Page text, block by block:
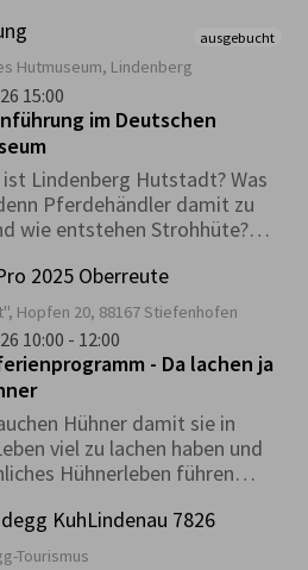
ausgebucht
Hutmuseum, Lindenberg
15:00
im Deutschen
Lindenberg Hutstadt? Was
Pferdehändler damit zu
wie entstehen Strohhüte?
Hopfen 20, 88167 Stiefenhofen
10:00 - 12:00
- Da lachen ja
Hühner damit sie in
viel zu lachen haben und
Hühnerleben führen
Nachmittag.
Tourismus